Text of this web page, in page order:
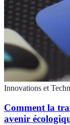
Innovations et
Comment la
avenir